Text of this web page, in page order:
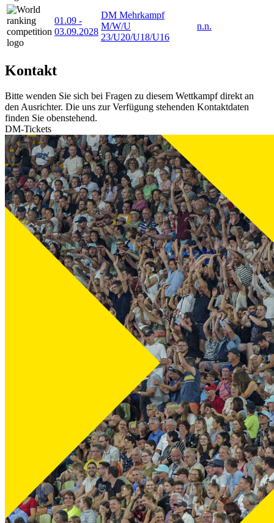
01.09 -
03.09.2028
DM Mehrkampf
M/W/U
23/U20/U18/U16
n.n.
Kontakt
Bitte wenden Sie sich bei Fragen zu diesem Wettkampf direkt an
den Ausrichter. Die uns zur Verfügung stehenden Kontaktdaten
finden Sie obenstehend.
DM-Tickets